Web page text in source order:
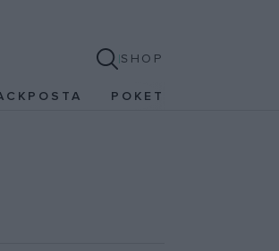
SHOP
POKET